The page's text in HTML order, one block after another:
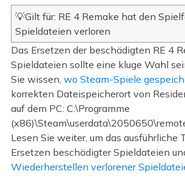
💡Gilt für: RE 4 Remake hat den
Spieldateien verloren
Das Ersetzen der beschädigten RE 4
Spieldateien sollte eine kluge Wahl
Sie wissen, wo Steam-Spiele
korrekten Dateispeicherort von
auf dem PC: C:\Programme
Lesen Sie weiter, um das ausführliche
Ersetzen beschädigter Spieldateien
Wiederherstellen verlorener